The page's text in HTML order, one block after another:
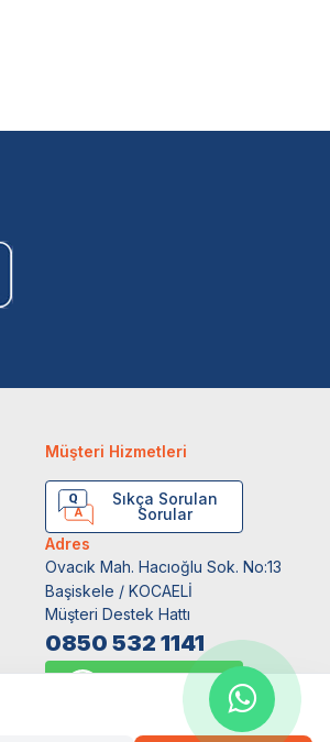
Müşteri Hizmetleri
Sıkça Sorulan
Sorular
Adres
Ovacık Mah. Hacıoğlu Sok. No:13
Başiskele / KOCAELİ
Müşteri Destek Hattı
0850 532 1141
WhatsApp Destek
0554 871 66 20